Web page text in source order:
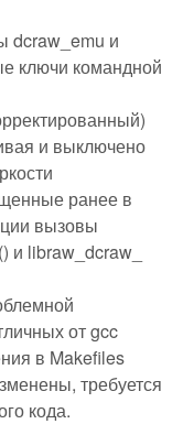
dcraw_emu и
ключи командной
и выключено
ранее в
вызовы
и libraw_dcraw_
от gcc
в Makefiles
требуется
кода.